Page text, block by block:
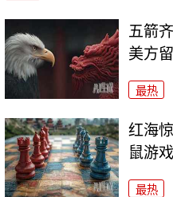
五箭
美方
最热
红海
鼠游
最热